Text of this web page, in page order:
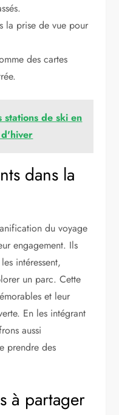
la prise de vue pour
des cartes
stations de ski en
d'hiver
dans la
du voyage
engagement. Ils
intéressent,
un parc. Cette
et leur
En les intégrant
aussi
prendre des
à partager